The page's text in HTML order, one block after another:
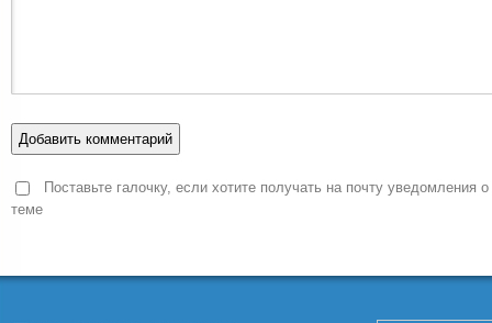
Поставьте галочку, если хотите получать на почту уведомления
теме